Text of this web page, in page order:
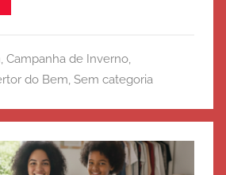
t
o
e
S
a
, Campanha de Inverno,
do Bem, Sem categoria